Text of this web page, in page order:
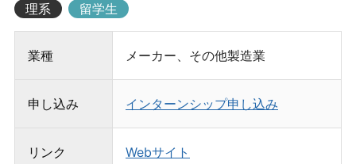
理系 留学生
業種 メーカー、その他製造業
申し込み インターンシップ申し込み
リンク Webサイト